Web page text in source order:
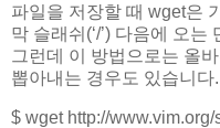
파일을 저장할 때 wget은
막 슬래쉬(‘/’) 다음에 오
그런데 이 방법으로는 올
뽑아내는 경우도 있습니다.
$ wget http://